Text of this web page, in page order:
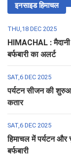
इनसाइड हिमाचल
THU,18 DEC 2025
HIMACHAL : मैदानी
बर्फबारी का अलर्ट
SAT,6 DEC 2025
पर्यटन सीजन की
कतार
SAT,6 DEC 2025
हिमाचल में पर्यटन और
बर्फबारी